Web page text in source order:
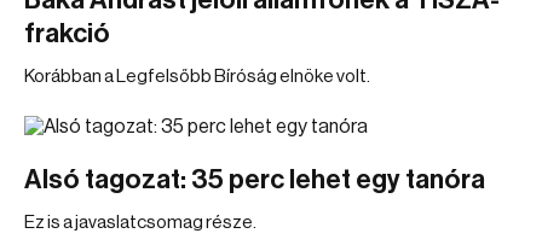
frakció
Korábban a Legfelsőbb Bíróság elnöke volt.
Alsó tagozat: 35 perc lehet egy tanóra
Ez is a javaslatcsomag része.